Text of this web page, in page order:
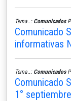
Tema..: Comunicados
Comunicado
informativas
Tema..: Comunicados
Comunicado
1° septiembre